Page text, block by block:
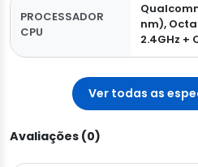
PROCESSADOR
CPU
nm),
2.4GHz +
Ver todas as
Avaliações (0)